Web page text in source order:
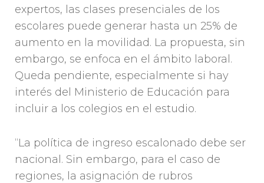
expertos, las clases presenciales de los
escolares puede generar hasta un 25% de
aumento en la movilidad. La propuesta, sin
embargo, se enfoca en el ámbito laboral.
Queda pendiente, especialmente si hay
interés del Ministerio de Educación para
incluir a los colegios en el estudio.
“La política de ingreso escalonado debe ser
nacional. Sin embargo, para el caso de
regiones, la asignación de rubros